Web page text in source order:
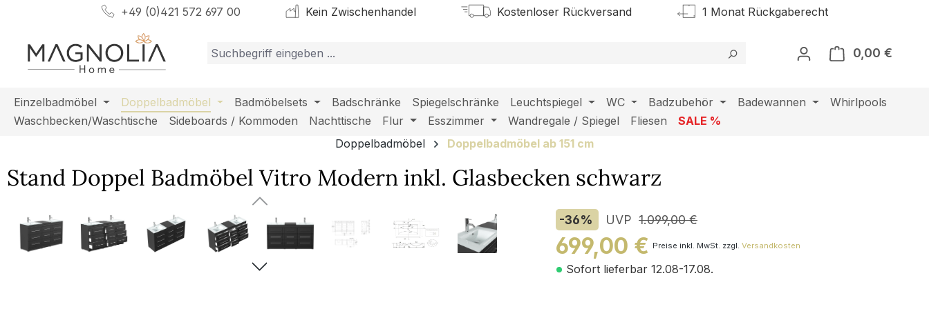
Hauptinhalt springen
Zur Suche springen
Zur Hauptnavigation springen+49 (0)421 572 697 00 Kein Zwischenhandel Kostenloser Rückversand 1 Monat Rückgaberecht
0,00 €
Einzelbadmöbel Doppelbadmöbel Badmöbelsets Badschränke Spiegelschränke Leuchtspiegel WC Badzubehör Badewannen
Whirlpools
Waschbecken/Waschtische
Sideboards / Kommoden Nachttische Flur Esszimmer Wandregale / Spiegel Fliesen
SALE %
Doppelbadmöbel
Doppelbadmöbel ab 151 cm
Stand Doppel Badmöbel Vitro Modern inkl. Glasbecken schwarz
Bildergalerie überspringen -36% UVP 1.099,00 €
699,00 € Preise inkl. MwSt. zzgl. Versandkosten
Sofort lieferbar 12.08-17.08.